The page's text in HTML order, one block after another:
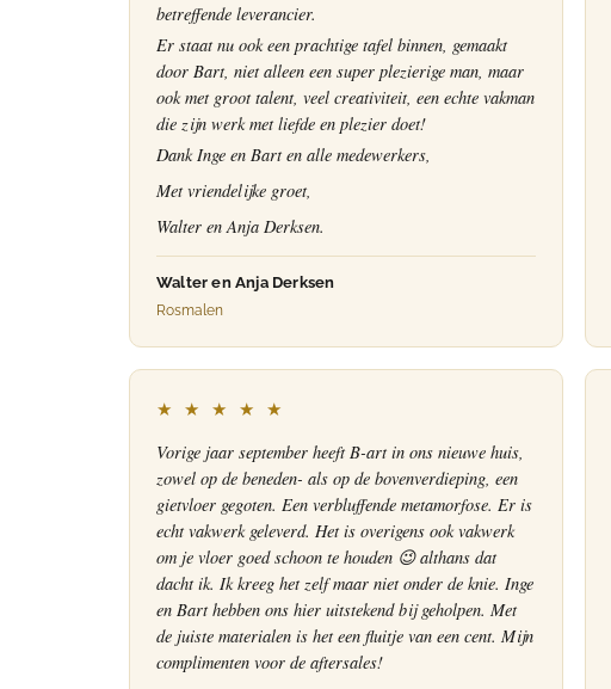
betreffende leverancier.
Er staat nu ook een prachtige tafel binnen, gemaakt
door Bart, niet alleen een super plezierige man, maar
ook met groot talent, veel creativiteit, een echte vakman
die zijn werk met liefde en plezier doet!
Dank Inge en Bart en alle medewerkers,
Met vriendelijke groet,
Walter en Anja Derksen.
Walter en Anja Derksen
Rosmalen
★ ★ ★ ★ ★
Vorige jaar september heeft B-art in ons nieuwe huis,
zowel op de beneden- als op de bovenverdieping, een
gietvloer gegoten. Een verbluffende metamorfose. Er is
echt vakwerk geleverd. Het is overigens ook vakwerk
om je vloer goed schoon te houden 😉 althans dat
dacht ik. Ik kreeg het zelf maar niet onder de knie. Inge
en Bart hebben ons hier uitstekend bij geholpen. Met
de juiste materialen is het een fluitje van een cent. Mijn
complimenten voor de aftersales!